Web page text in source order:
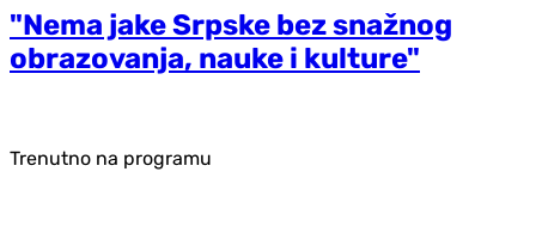
"Nema jake Srpske bez snažnog
obrazovanja, nauke i kulture"
Trenutno na programu